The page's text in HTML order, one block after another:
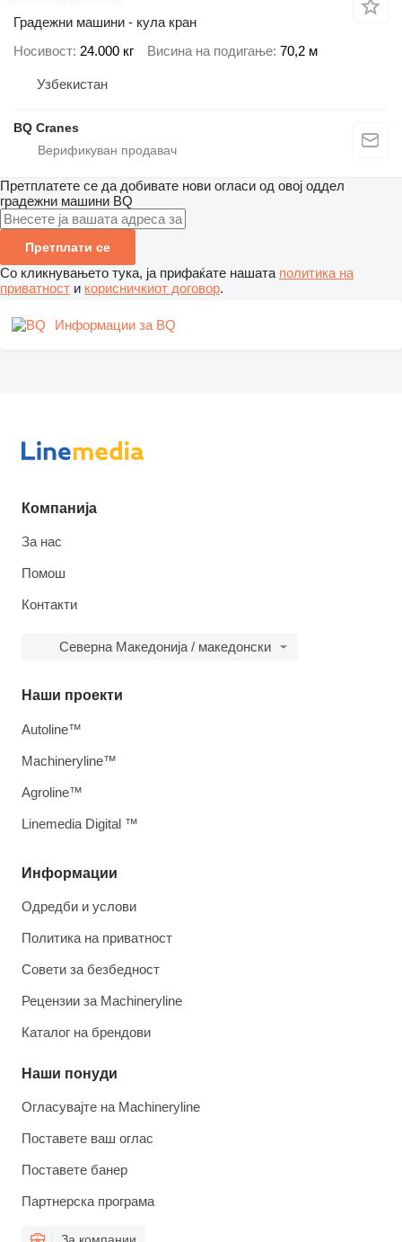
Градежни машини - кула кран
Носивост 24.000 кг Висина на подигање 70,2 м
Узбекистан
BQ Cranes
Претплатете се да добивате нови огласи од овој оддел
градежни машини BQ
Претплати се
Со кликнувањето тука, ја прифаќате нашата политика на
приватност и корисничкиот договор.
Информации за BQ
Компанија
За нас
Помош
Контакти
Северна Македонија / македонски
Информации
Одредби и услови
Политика на приватност
Совети за безбедност
Рецензии за Machineryline
Каталог на брендови
Наши понуди
Огласувајте на Machineryline
Поставете ваш оглас
Поставете банер
Партнерска програма
За компании
Наши проекти
Autoline™
Machineryline™
Agroline™
Linemedia Digital ™